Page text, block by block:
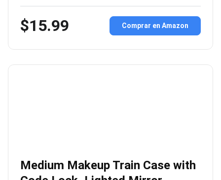
$15.99 Comprar en Amazon
Medium Makeup Train Case with